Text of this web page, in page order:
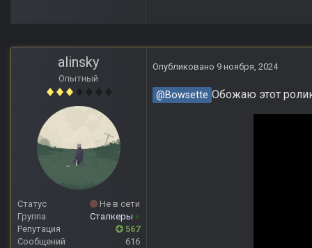
alinsky
Опытный
Статус
Не в сети
Группа
Сталкеры +
Репутация
567
Сообщений
616
Опубликовано 9 ноября, 2024
@Bowsette Обожаю этот